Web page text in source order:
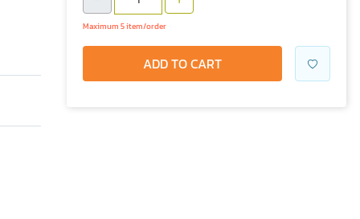
Maximum 5 item/order
ADD TO CART